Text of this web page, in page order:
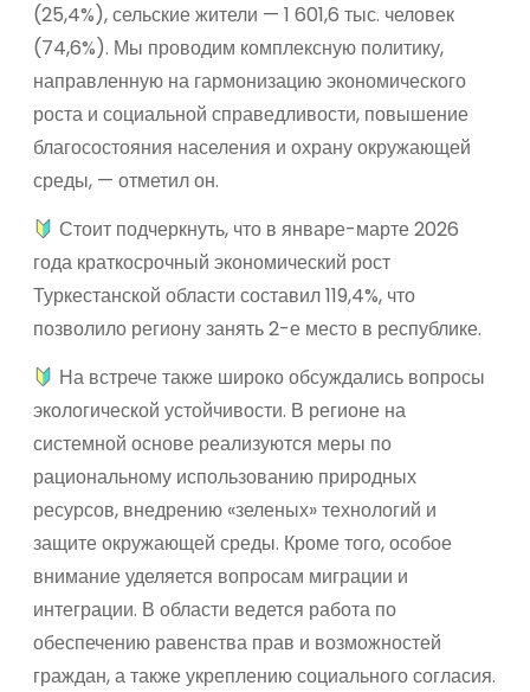
(25,4%), сельские жители — 1 601,6 тыс. человек
(74,6%). Мы проводим комплексную политику,
направленную на гармонизацию экономического
роста и социальной справедливости, повышение
благосостояния населения и охрану окружающей
среды, — отметил он.
Стоит подчеркнуть, что в январе-марте 2026
года краткосрочный экономический рост
Туркестанской области составил 119,4%, что
позволило региону занять 2-е место в республике.
На встрече также широко обсуждались вопросы
экологической устойчивости. В регионе на
системной основе реализуются меры по
рациональному использованию природных
ресурсов, внедрению «зеленых» технологий и
защите окружающей среды. Кроме того, особое
внимание уделяется вопросам миграции и
интеграции. В области ведется работа по
обеспечению равенства прав и возможностей
граждан, а также укреплению социального согласия.